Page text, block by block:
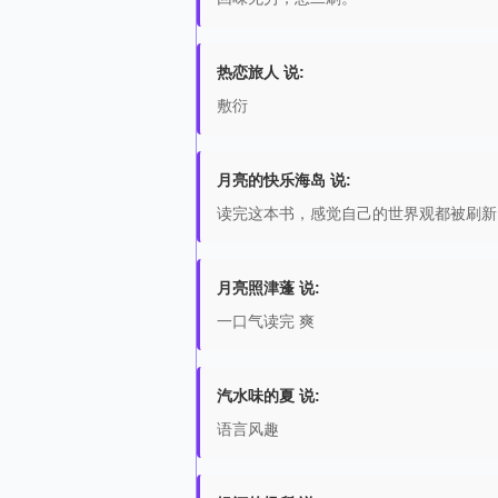
热恋旅人 说:
敷衍
月亮的快乐海岛 说:
读完这本书，感觉自己的世界观都被刷
月亮照津蓬 说:
一口气读完 爽
汽水味的夏 说:
语言风趣